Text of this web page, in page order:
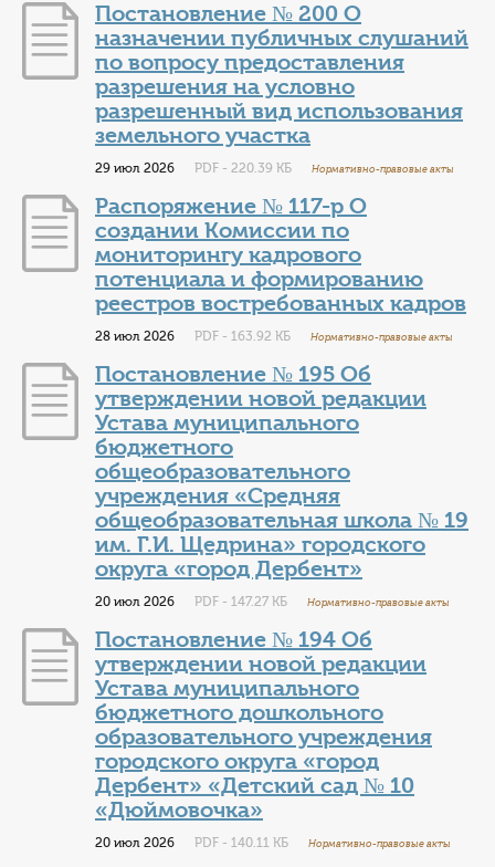
Постановление № 200 О
назначении публичных слушаний
по вопросу предоставления
разрешения на условно
разрешенный вид использования
земельного участка
29 июл 2026 PDF - 220.39 КБ Нормативно-правовые акты
Распоряжение № 117-р О
создании Комиссии по
мониторингу кадрового
потенциала и формированию
реестров востребованных кадров
28 июл 2026 PDF - 163.92 КБ Нормативно-правовые акты
Постановление № 195 Об
утверждении новой редакции
Устава муниципального
бюджетного
общеобразовательного
учреждения «Средняя
общеобразовательная школа № 19
им. Г.И. Щедрина» городского
округа «город Дербент»
20 июл 2026 PDF - 147.27 КБ Нормативно-правовые акты
Постановление № 194 Об
утверждении новой редакции
Устава муниципального
бюджетного дошкольного
образовательного учреждения
городского округа «город
Дербент» «Детский сад № 10
«Дюймовочка»
20 июл 2026 PDF - 140.11 КБ Нормативно-правовые акты